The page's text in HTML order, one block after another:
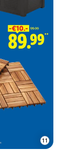
11